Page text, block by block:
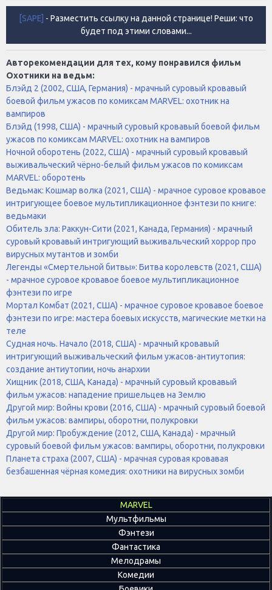
[SAPE] - Разместить ссылку на данной странице! Реши: что
будет под этими словами...
Авторекомендации для тех, кому понравился фильм
Охотники на ведьм:
Блэйд 2 (2002, США, Германия) - мрачный суровый кровавый
боевой фильм ужасов по комиксам MARVEL: охотник на
вампиров
Блэйд (1998, США) - мрачный суровый кровавый боевой фильм
ужасов по комиксам MARVEL: охотник на вампиров
Ночной оборотень (2022, США) - мрачный суровый кровавый
выживальческий чёрно-белый фильм ужасов по комиксам
MARVEL: оборотень
Ведьмак: Кошмар волка (2021, США) - мрачное суровое кровавое
интригующее боевое мультипликационное фэнтези по книге:
ведьмаки
Обитель зла: Раккун-Сити (2021, Канада, Германия) - мрачный
суровый кровавый интригующий выживальческий хоррор про
вирусных мутантов и зомби
Легенды «Смертельной битвы»: Битва королевств (2021, США)
- мрачное суровое кровавое боевое мультипликационное
фэнтези по игре
Мортал Комбат (2021, США) - мрачное суровое кровавое боевое
фэнтези по игре: мастера боевых искусств, магические метки на
теле
Судная ночь. Начало (2018, США) - мрачный кровавый
интригующий выживальческий фильм ужасов-антиутопия:
создание антиутопии, ночь анархии
Хищник (2018, США, Канада) - мрачный суровый кровавый
фильм ужасов: нападение пришельцев на Землю
Другой мир: Войны крови (2016, США) - мрачный суровый боевой
фильм ужасов: вампиры, оборотни, полукровки
Другой мир: Пробуждение (2012, США, Канада) - мрачный
суровый боевой фильм ужасов: вампиры, оборотни, полукровки
Планета страха (2007, США) - мрачная суровая кровавая
безбашенная чёрная комедия: охотники на вирусных зомби
MARVEL
Мультфильмы
Фэнтези
Фантастика
Мелодрамы
Комедии